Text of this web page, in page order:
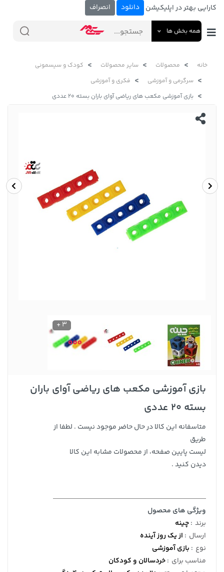
کارایی بهتر در اپلیکیشن دانلود انصراف
همه بخش ها
خانه محصولات سایر محصولات
کودک و سیسمونی
سرگرمی و آموزشی
فکری و آموزشی
بازی آموزشی مکعب های ریاضی آوای باران بسته 20 عددی
3 +
بازی آموزشی مکعب های ریاضی آوای باران
بسته 20 عددی
متاسفانه این کالا در حال حاضر موجود نیست . لطفا از
طریق
لیست پایین صفحه، از محصولات مشابه این کالا
دیدن کنید .
ویژگی های محصول
برند :چینه
ارسال : از یک روز آینده
نوع : بازی آموزشی
مناسب برای :خردسالان و کودکان